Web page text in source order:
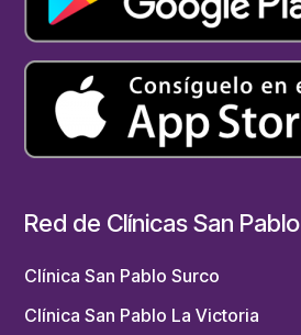
Red de Clínicas San Pablo
Clínica San Pablo Surco
Clínica San Pablo La Victoria